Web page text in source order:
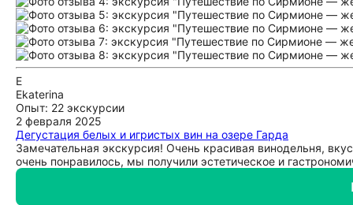
E
Ekaterina
Опыт: 22 экскурсии
2 февраля 2025
Дегустация белых и игристых вин на озере Гарда
Замечательная экскурсия! Очень красивая винодельня,
очень понравилось, мы получили эстетическое и